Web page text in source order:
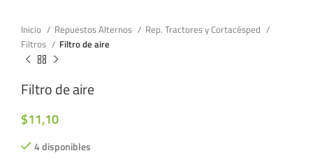
Inicio Repuestos Alternos
Rep. Tractores y Cortacésped
Filtros
Filtro de aire
Filtro de aire
$11,10
4 disponibles